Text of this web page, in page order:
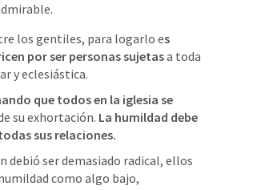
los gentiles, para logarlo es
por ser personas sujetas a toda
y eclesiástica.
que todos en la iglesia se
su exhortación. La humildad debe
sus relaciones.
debió ser demasiado radical, ellos
como algo bajo,